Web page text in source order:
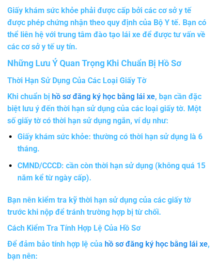
Giấy khám sức khỏe phải được cấp bởi các cơ sở y tế
được phép chứng nhận theo quy định của Bộ Y tế. Bạn có
thể liên hệ với trung tâm đào tạo lái xe để được tư vấn về
các cơ sở y tế uy tín.
Những Lưu Ý Quan Trọng Khi Chuẩn Bị Hồ Sơ
Thời Hạn Sử Dụng Của Các Loại Giấy Tờ
Khi chuẩn bị hồ sơ đăng ký học bằng lái xe, bạn cần đặc
biệt lưu ý đến thời hạn sử dụng của các loại giấy tờ. Một
số giấy tờ có thời hạn sử dụng ngắn, ví dụ như:
Giấy khám sức khỏe: thường có thời hạn sử dụng là 6
tháng.
CMND/CCCD: cần còn thời hạn sử dụng (không quá 15
năm kể từ ngày cấp).
Bạn nên kiểm tra kỹ thời hạn sử dụng của các giấy tờ
trước khi nộp để tránh trường hợp bị từ chối.
Cách Kiểm Tra Tính Hợp Lệ Của Hồ Sơ
Để đảm bảo tính hợp lệ của hồ sơ đăng ký học bằng lái xe,
bạn nên: